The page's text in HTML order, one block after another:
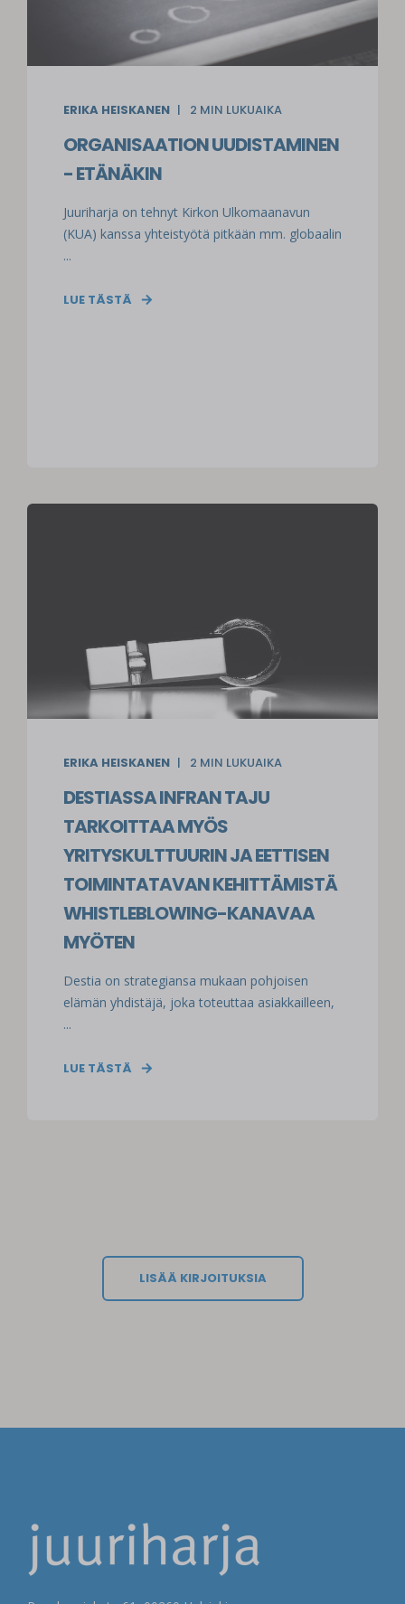
ERIKA HEISKANEN 2 MIN LUKUAIKA
ORGANISAATION UUDISTAMINEN
- ETÄNÄKIN
Juuriharja on tehnyt Kirkon Ulkomaanavun
(KUA) kanssa yhteistyötä pitkään mm. globaalin
...
LUE TÄSTÄ
ERIKA HEISKANEN 2 MIN LUKUAIKA
DESTIASSA INFRAN TAJU
TARKOITTAA MYÖS
YRITYSKULTTUURIN JA EETTISEN
TOIMINTATAVAN KEHITTÄMISTÄ
WHISTLEBLOWING-KANAVAA
MYÖTEN
Destia on strategiansa mukaan pohjoisen
elämän yhdistäjä, joka toteuttaa asiakkailleen,
...
LUE TÄSTÄ
LISÄÄ KIRJOITUKSIA